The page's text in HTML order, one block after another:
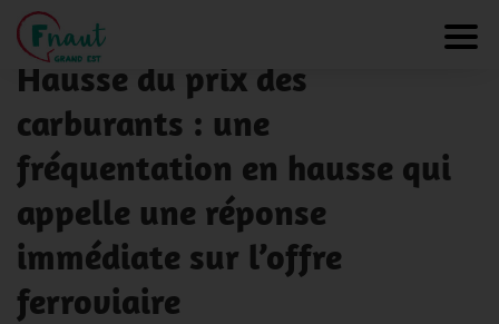
Panneau de gestion des cookies
NOS ACTUALITÉS
Hausse du prix des
carburants : une
fréquentation en hausse qui
appelle une réponse
immédiate sur l’offre
ferroviaire